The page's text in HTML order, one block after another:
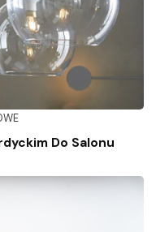
Do Salonu